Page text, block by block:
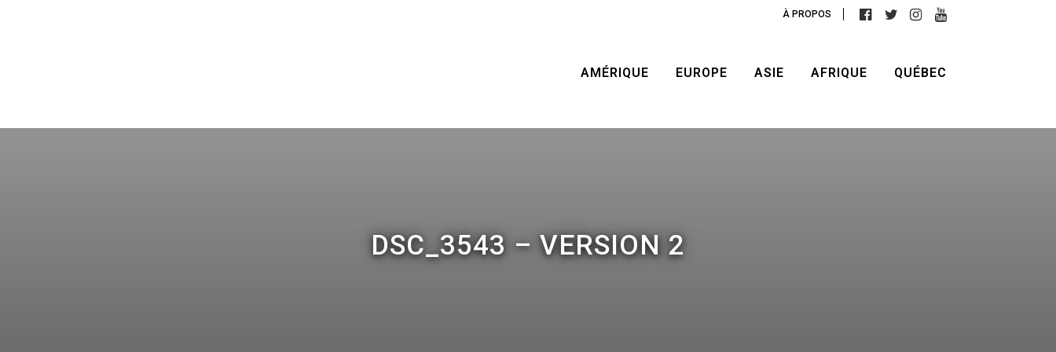
À PROPOS
AMÉRIQUE EUROPE ASIE AFRIQUE QUÉBEC
DSC_3543 – VERSION 2